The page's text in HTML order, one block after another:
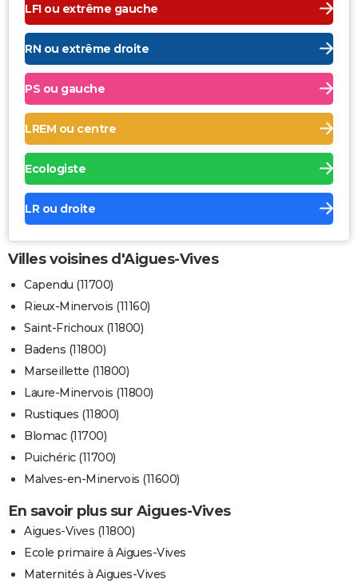
LFI ou extrême gauche
RN ou extrême droite
PS ou gauche
LREM ou centre
Ecologiste
LR ou droite
Villes voisines d'Aigues-Vives
Capendu (11700)
Rieux-Minervois (11160)
Saint-Frichoux (11800)
Badens (11800)
Marseillette (11800)
Laure-Minervois (11800)
Rustiques (11800)
Blomac (11700)
Puichéric (11700)
Malves-en-Minervois (11600)
En savoir plus sur Aigues-Vives
Aigues-Vives (11800)
Ecole primaire à Aigues-Vives
Maternités à Aigues-Vives